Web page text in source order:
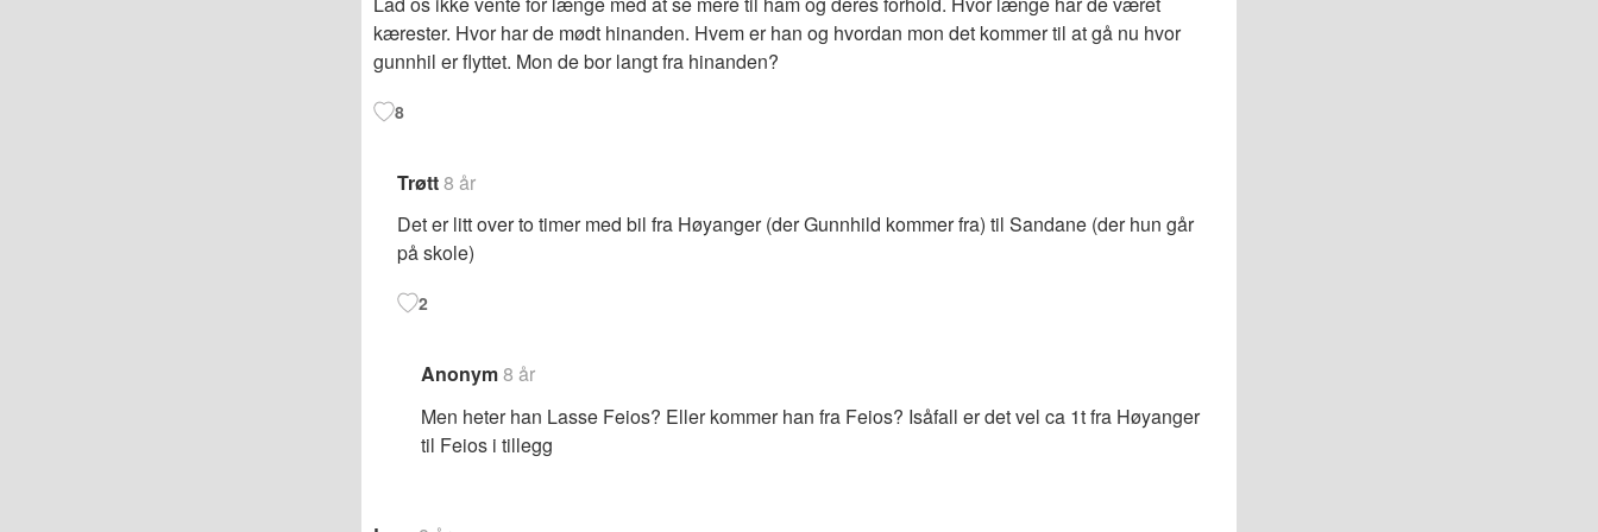
kærester. Hvor har de mødt hinanden. Hvem er han og hvordan mon det kommer til at gå nu hvor
gunnhil er flyttet. Mon de bor langt fra hinanden?
8
Trøtt8 år
Det er litt over to timer med bil fra Høyanger (der Gunnhild kommer fra) til Sandane (der hun går
på skole)
2
Anonym8 år
Men heter han Lasse Feios? Eller kommer han fra Feios? Isåfall er det vel ca 1t fra Høyanger
til Feios i tillegg